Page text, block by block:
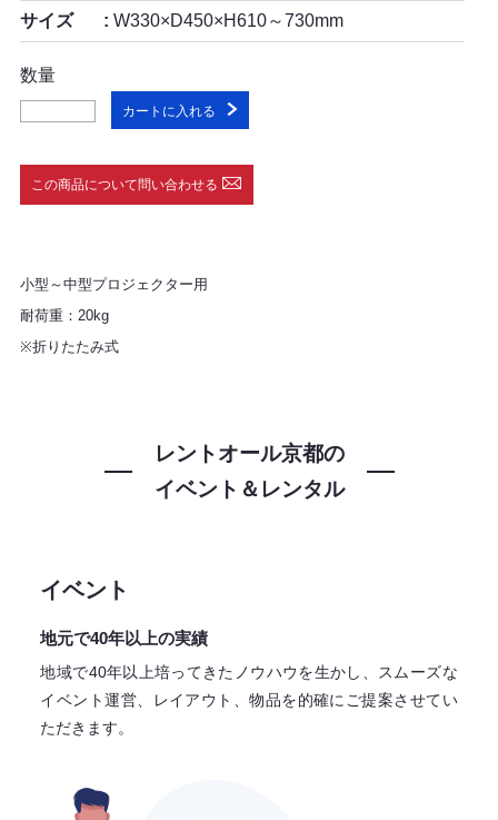
サイズ W330×D450×H610～730mm
数量
カートに入れる
この商品について問い合わせる
小型～中型プロジェクター用
耐荷重：20kg
※折りたたみ式
レントオール京都の
イベント＆レンタル
イベント
地元で40年以上の実績
地域で40年以上培ってきたノウハウを生かし、スムーズな
イベント運営、レイアウト、物品を的確にご提案させてい
ただきます。